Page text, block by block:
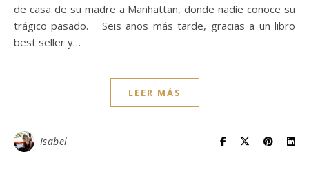
de casa de su madre a Manhattan, donde nadie conoce su
trágico pasado. Seis años más tarde, gracias a un libro
best seller y…
LEER MÁS
Isabel